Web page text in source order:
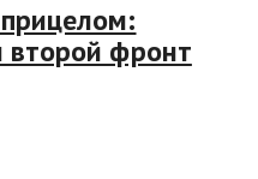
второй фронт